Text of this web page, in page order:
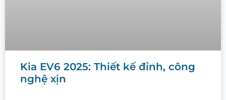
Kia EV6 2025: Thiết kế đỉnh, công
nghệ xịn